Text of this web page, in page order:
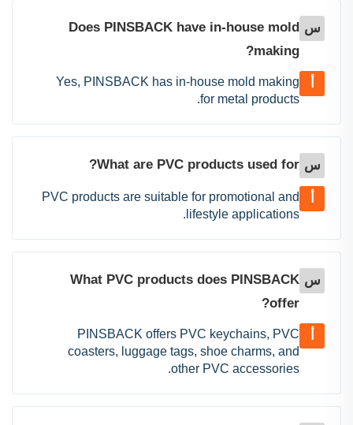
س Does PINSBACK have in-house mold
making?
Yes, PINSBACK has in-house mold making
for metal products.
س What are PVC products used for?
PVC products are suitable for promotional and
lifestyle applications.
س What PVC products does PINSBACK
offer?
PINSBACK offers PVC keychains, PVC
coasters, luggage tags, shoe charms, and
other PVC accessories.